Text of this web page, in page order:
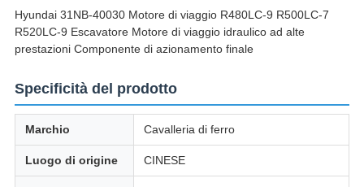
Hyundai 31NB-40030 Motore di viaggio R480LC-9 R500LC-7
R520LC-9 Escavatore Motore di viaggio idraulico ad alte
prestazioni Componente di azionamento finale
Specificità del prodotto
Marchio Cavalleria di ferro
Luogo di origine CINESE